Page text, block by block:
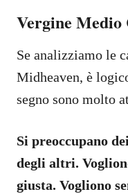
Vergine Medio
Se analizziamo le
Midheaven, è
segno sono molto
Si preoccupano
degli altri.
giusta. Vogliono